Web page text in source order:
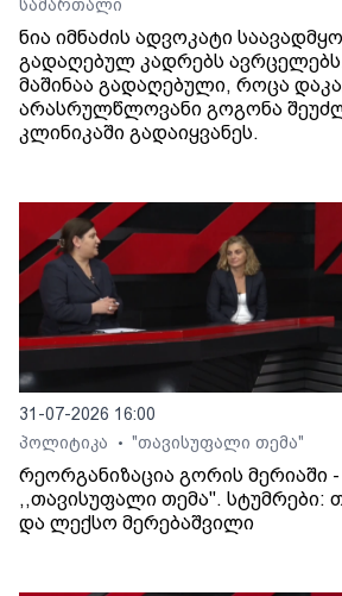
სამართალი
ნია იმნაძის ადვოკატი
გადაღებულ კადრებს
მაშინაა გადაღებული, როცა
არასრულწლოვანი გოგონა
კლინიკაში გადაიყვანეს.
31-07-2026 16:00
პოლიტიკა
• "თავისუფალი თემა"
რეორგანიზაცია გორის მერიაში
,,თავისუფალი თემა". სტუმრები:
და ლექსო მერებაშვილი